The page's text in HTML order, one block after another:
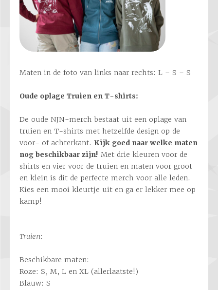
Maten in de foto van links naar rechts: L – S – S
Oude oplage Truien en T-shirts:
De oude NJN-merch bestaat uit een oplage van
truien en T-shirts met hetzelfde design op de
voor- of achterkant. Kijk goed naar welke maten
nog beschikbaar zijn! Met drie kleuren voor de
shirts en vier voor de truien en maten voor groot
en klein is dit de perfecte merch voor alle leden.
Kies een mooi kleurtje uit en ga er lekker mee op
kamp!
Truien:
Beschikbare maten:
Roze: S, M, L en XL (allerlaatste!)
Blauw: S